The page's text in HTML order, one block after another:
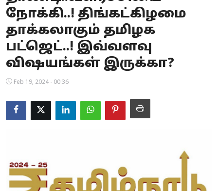
Business
Crime
Tamilnadu
National
World
Astrology
Weather
Politics
நோக்கி..! திங்கட்கிழமை
தாக்கலாகும் தமிழக
பட்ஜெட்..! இவ்வளவு
விஷயங்கள் இருக்கா?
Feb 19, 2024 - 00:36